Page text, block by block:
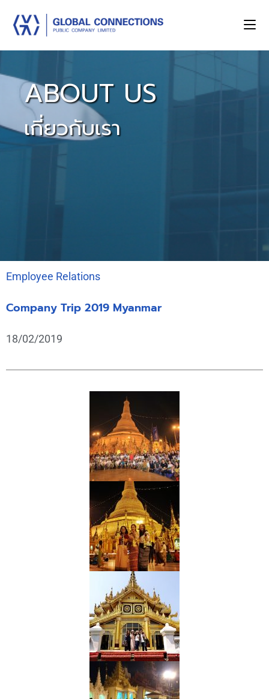
ABOUT US
เกี่ยวกับเรา
Employee Relations
Company Trip 2019 Myanmar
18/02/2019